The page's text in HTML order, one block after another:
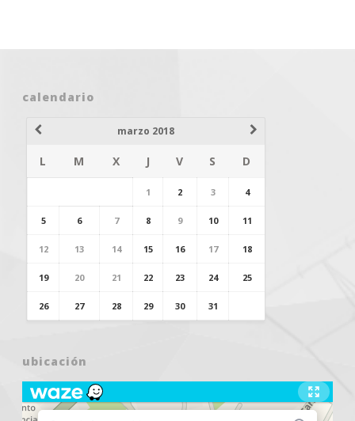
calendario
marzo 2018
L M X J V S D
1 2 3 4
5 6 7 8 9 10 11
12 13 14 15 16 17 18
19 20 21 22 23 24 25
26 27 28 29 30 31
ubicación